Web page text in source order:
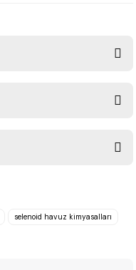
selenoid havuz kimyasalları